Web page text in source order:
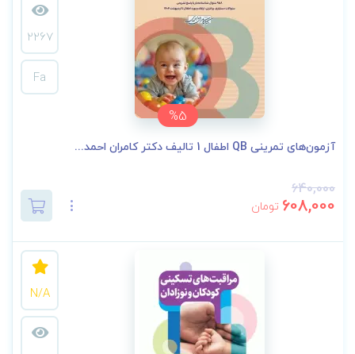
%5
2267
Fa
آزمون‌های تمرینی QB اطفال 1 تالیف دکتر کامران احمد...
640,000
608,000 تومان
N/A